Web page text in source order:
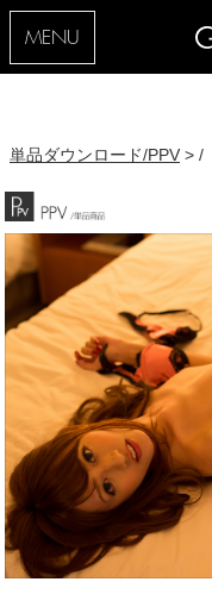
MENU
単品ダウンロード/PPV > /